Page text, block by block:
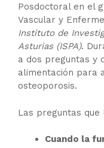
Posdoctoral en el
Vascular y
Instituto de
Asturias (ISPA).
a dos preguntas y
alimentación para
osteoporosis.
Las preguntas que
Cuando la